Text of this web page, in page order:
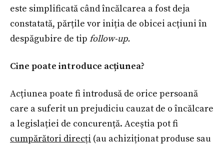
este simplificată când încălcarea a fost deja
constatată, părțile vor iniția de obicei acțiuni în
despăgubire de tip follow-up.
Cine poate introduce acțiunea?
Acțiunea poate fi introdusă de orice persoană
care a suferit un prejudiciu cauzat de o încălcare
a legislației de concurență. Aceștia pot fi
cumpărători direcți (au achiziționat produse sau